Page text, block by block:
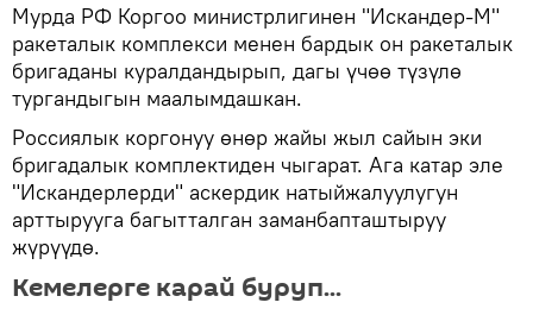
Мурда РФ Коргоо министрлигинен "Искандер-М"
ракеталык комплекси менен бардык он ракеталык
бригаданы куралдандырып, дагы үчөө түзүлө
тургандыгын маалымдашкан.
Россиялык коргонуу өнөр жайы жыл сайын эки
бригадалык комплектиден чыгарат. Ага катар эле
"Искандерлерди" аскердик натыйжалуулугун
арттырууга багытталган заманбапташтыруу
жүрүүдө.
Кемелерге карай буруп...